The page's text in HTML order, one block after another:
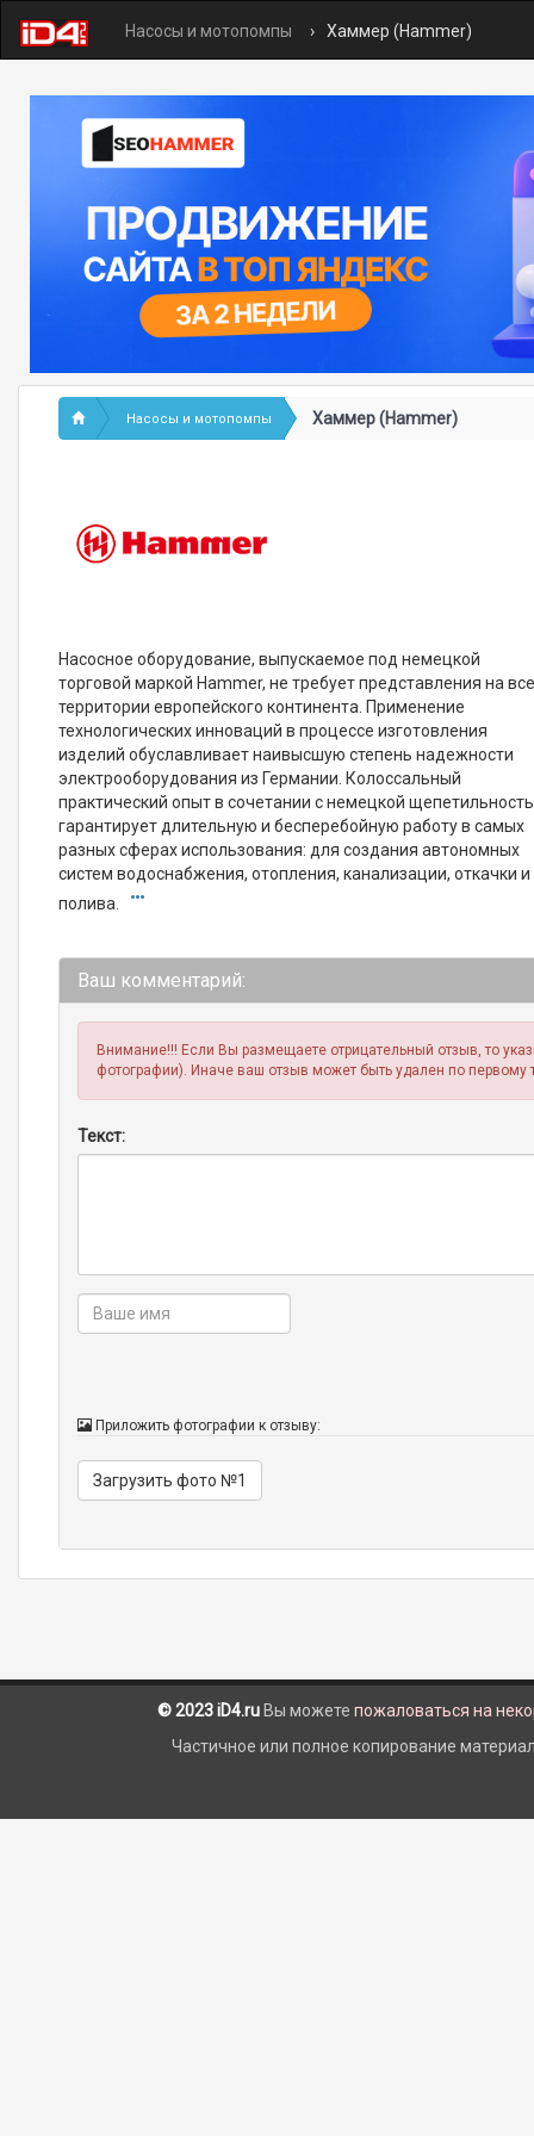
Насосы и мотопомпы Хаммер (Hammer)
Насосы и мотопомпы Хаммер (Hammer)
Насосное оборудование, выпускаемое под немецкой
торговой маркой Hammer, не требует представления на
территории европейского континента. Применение
технологических инноваций в процессе изготовления
изделий обуславливает наивысшую степень надежности
электрооборудования из Германии. Колоссальный
практический опыт в сочетании с немецкой
гарантирует длительную и бесперебойную работу в самых
разных сферах использования: для создания автономных
систем водоснабжения, отопления, канализации, откачки и
полива.
Ваш комментарий:
Внимание!!! Если Вы размещаете отрицательный отзыв, то
фотографии). Иначе ваш отзыв может быть удален по первому
Текст:
Приложить фотографии к отзыву:
Загрузить фото №1
© 2023 iD4.ru Вы можете пожаловаться на
Частичное или полное копирование